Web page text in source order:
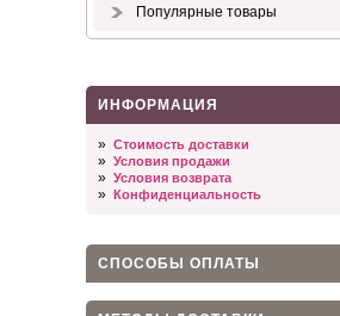
Популярные товары
ИНФОРМАЦИЯ
» Стоимость доставки
» Условия продажи
» Условия возврата
» Конфиденциальность
СПОСОБЫ ОПЛАТЫ